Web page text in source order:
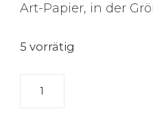
Art-Papier, in der
5 vorrätig